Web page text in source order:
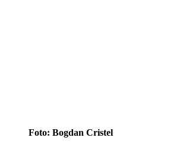
Foto: Bogdan Cristel